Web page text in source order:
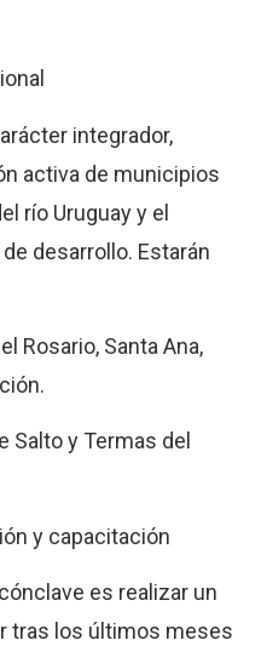
integrador,
activa de municipios
río Uruguay y el
desarrollo. Estarán
Rosario, Santa Ana,
Salto y Termas del
y capacitación
es realizar un
tras los últimos meses